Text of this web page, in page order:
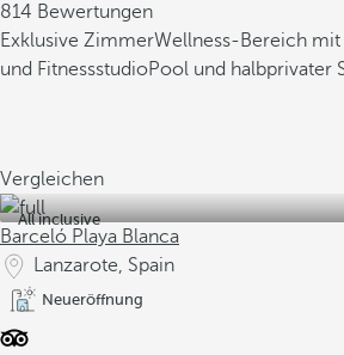
814 Bewertungen
Exklusive ZimmerWellness-Bereich mit
und FitnessstudioPool und halbprivater
Vergleichen
All inclusive
Barceló Playa Blanca
Lanzarote, Spain
Neueröffnung